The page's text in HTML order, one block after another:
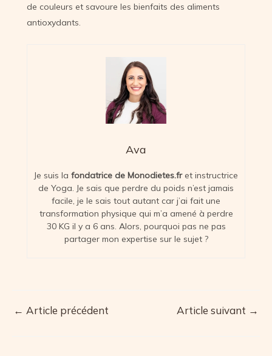
de couleurs et savoure les bienfaits des aliments
antioxydants.
Ava
Je suis la fondatrice de Monodietes.fret instructrice
de Yoga. Je sais que perdre du poids n’est jamais
facile, je le sais tout autant car j’ai fait une
transformation physique qui m’a amené à perdre
30 KG il y a 6 ans. Alors, pourquoi pas ne pas
partager mon expertise sur le sujet ?
Navigation
← Article précédent Article suivant →